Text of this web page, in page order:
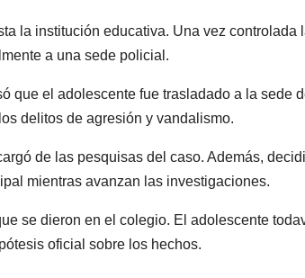
la institución educativa. Una vez controlada
a una sede policial.
que el adolescente fue trasladado a la sede
delitos de agresión y vandalismo.
de las pesquisas del caso. Además,
mientras avanzan las investigaciones.
se dieron en el colegio. El adolescente
oficial sobre los hechos.